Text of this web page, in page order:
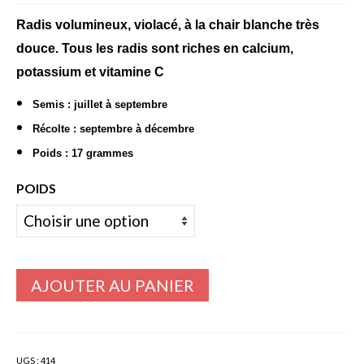
Bulbes Automne
Tulipes
Jacinthes
Divers bulbes
Callas – arum
Dahlias
prix :
2,70€
Radis volumineux, violacé, à la chair blanche très
douce. Tous les radis sont riches en calcium,
potassium et vitamine C
Semis : juillet à septembre
Récolte : septembre à décembre
Poids : 17 grammes
POIDS
AJOUTER AU PANIER
UGS : 414